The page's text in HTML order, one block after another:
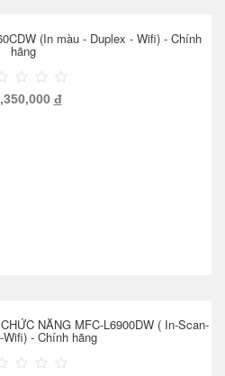
(In màu - Duplex - Wifi) - Chính
hãng
đ
NĂNG MFC-L6900DW ( In-Scan-
Wifi) - Chính hãng